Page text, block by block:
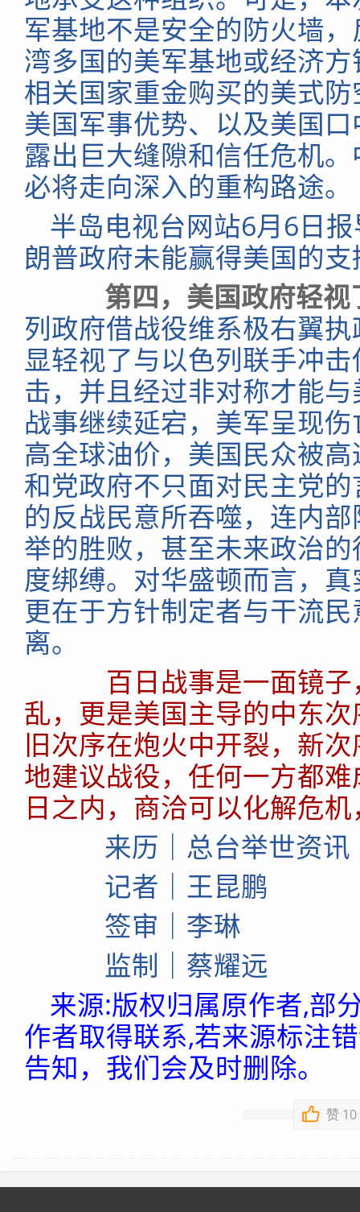
军基地不是安全的防火墙
湾多国的美军基地或经济
相关国家重金购买的美式
美国军事优势、以及美国
露出巨大缝隙和信任危机
必将走向深入的重构路途。
半岛电视台网站6月6日
朗普政府未能赢得美国的
第四，美国政府轻
列政府借战役维系极右翼
显轻视了与以色列联手冲
击，并且经过非对称才能
战事继续延宕，美军呈现
高全球油价，美国民众被
和党政府不只面对民主党
的反战民意所吞噬，连内
举的胜败，甚至未来政治
度绑缚。对华盛顿而言，
更在于方针制定者与干流
离。
百日战事是一面镜
乱，更是美国主导的中东
旧次序在炮火中开裂，新
地建议战役，任何一方都
日之内，商洽可以化解危
来历｜总台举世资讯
记者｜王昆鹏
签审｜李琳
监制｜蔡耀远
来源:版权归属原作者,部
作者取得联系,若来源标注
告知，我们会及时删除。
赞 10